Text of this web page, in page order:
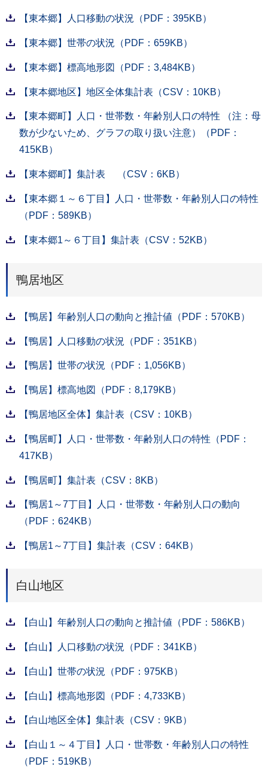
【東本郷】人口移動の状況（PDF：395KB）
【東本郷】世帯の状況（PDF：659KB）
【東本郷】標高地形図（PDF：3,484KB）
【東本郷地区】地区全体集計表（CSV：10KB）
【東本郷町】人口・世帯数・年齢別人口の特性 （注：母
数が少ないため、グラフの取り扱い注意）（PDF：
415KB）
【東本郷町】集計表 （CSV：6KB）
【東本郷１～６丁目】人口・世帯数・年齢別人口の特性
（PDF：589KB）
【東本郷1～６丁目】集計表（CSV：52KB）
鴨居地区
【鴨居】年齢別人口の動向と推計値（PDF：570KB）
【鴨居】人口移動の状況（PDF：351KB）
【鴨居】世帯の状況（PDF：1,056KB）
【鴨居】標高地図（PDF：8,179KB）
【鴨居地区全体】集計表（CSV：10KB）
【鴨居町】人口・世帯数・年齢別人口の特性（PDF：
417KB）
【鴨居町】集計表（CSV：8KB）
【鴨居1～7丁目】人口・世帯数・年齢別人口の動向
（PDF：624KB）
【鴨居1～7丁目】集計表（CSV：64KB）
白山地区
【白山】年齢別人口の動向と推計値（PDF：586KB）
【白山】人口移動の状況（PDF：341KB）
【白山】世帯の状況（PDF：975KB）
【白山】標高地形図（PDF：4,733KB）
【白山地区全体】集計表（CSV：9KB）
【白山１～４丁目】人口・世帯数・年齢別人口の特性
（PDF：519KB）